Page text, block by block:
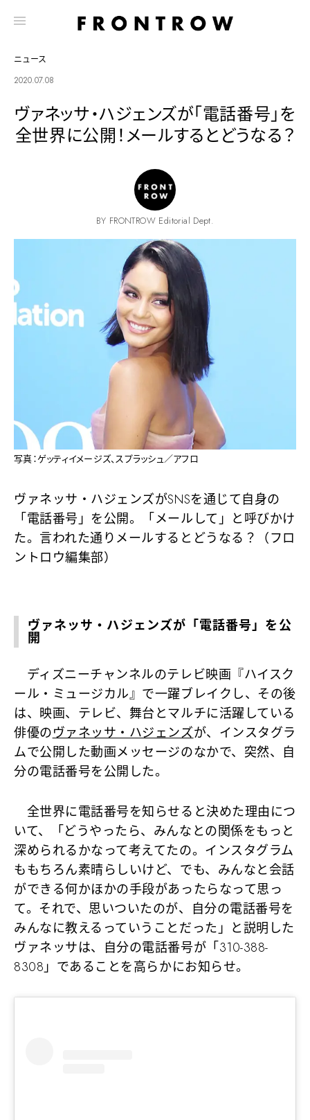
ニュース
2020.07.08
ヴァネッサ・ハジェンズが「電話番号」を
全世界に公開！メールするとどうなる？
BY FRONTROW Editorial Dept.
写真：ゲッティイメージズ、スプラッシュ／アフロ
ヴァネッサ・ハジェンズがSNSを通じて自身の
「電話番号」を公開。「メールして」と呼びかけ
た。言われた通りメールするとどうなる？（フロ
ントロウ編集部）
ヴァネッサ・ハジェンズが「電話番号」を公
開
ディズニーチャンネルのテレビ映画『ハイスク
ール・ミュージカル』で一躍ブレイクし、その後
は、映画、テレビ、舞台とマルチに活躍している
俳優のヴァネッサ・ハジェンズが、インスタグラ
ムで公開した動画メッセージのなかで、突然、自
分の電話番号を公開した。
全世界に電話番号を知らせると決めた理由につ
いて、「どうやったら、みんなとの関係をもっと
深められるかなって考えてたの。インスタグラム
ももちろん素晴らしいけど、でも、みんなと会話
ができる何かほかの手段があったらなって思っ
て。それで、思いついたのが、自分の電話番号を
みんなに教えるっていうことだった」と説明した
ヴァネッサは、自分の電話番号が「310-388-
8308」であることを高らかにお知らせ。